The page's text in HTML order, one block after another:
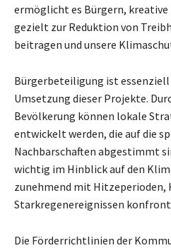
ermöglicht es Bürgern, kreative
gezielt zur Reduktion von
beitragen und unsere
Bürgerbeteiligung ist
Umsetzung dieser Projekte.
Bevölkerung können lokale
entwickelt werden, die auf die
Nachbarschaften abgestimmt
wichtig im Hinblick auf den
zunehmend mit Hitzeperioden,
Starkregenereignissen
Die Förderrichtlinien der